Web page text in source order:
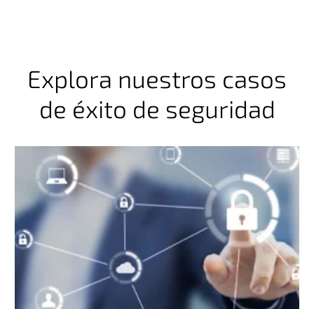
Explora nuestros casos
de éxito de seguridad